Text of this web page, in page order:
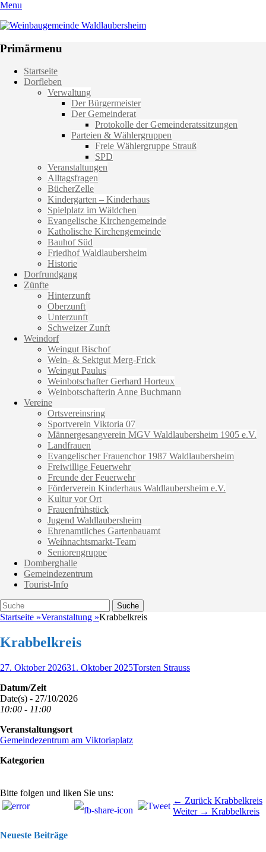
Menu
Weinbaugemeinde Waldlaubersheim
Primärmenu
Weiter
zum
Startseite
Dorfleben
Verwaltung
Der Bürgermeister
Der Gemeinderat
Protokolle der Gemeinderatssitzungen
Parteien & Wählergruppen
Freie Wählergruppe Strauß
SPD
Veranstaltungen
Alltagsfragen
BücherZelle
Kindergarten – Kinderhaus
Spielplatz im Wäldchen
Evangelische Kirchengemeinde
Katholische Kirchengemeinde
Bauhof Süd
Friedhof Waldlaubersheim
Historie
Dorfrundgang
Zünfte
Hinterzunft
Oberzunft
Unterzunft
Schweizer Zunft
Weindorf
Weingut Bischof
Wein- & Sektgut Merg-Frick
Weingut Paulus
Weinbotschafter Gerhard Horteux
Weinbotschafterin Anne Buchmann
Vereine
Ortsvereinsring
Sportverein Viktoria 07
Männergesangverein MGV Waldlaubersheim 1905 e.V.
Landfrauen
Evangelischer Frauenchor 1987 Waldlaubersheim
Freiwillige Feuerwehr
Freunde der Feuerwehr
Förderverein Kinderhaus Waldlaubersheim e.V.
Kultur vor Ort
Frauenfrühstück
Jugend Waldlaubersheim
Ehrenamtliches Gartenbauamt
Weihnachtsmarkt-Team
Seniorengruppe
Domberghalle
Gemeindezentrum
Tourist-Info
Suche
Suche
nach:
Startseite »Veranstaltung »Krabbelkreis
Krabbelkreis
Veröffentlicht
27. Oktober 202631. Oktober 2025Autor
Torsten Strauss
Datum/Zeit
Date(s) - 27/10/2026
10:00 - 11:00
Veranstaltungsort
Gemeindezentrum am Viktoriaplatz
Kategorien
Bitte folgen und liken Sie uns:
Beitragsnavigation ← Zurück
Beitrag:
Krabbelkreis
Weiter → Nächster
Krabbelkreis
Neueste Beiträge